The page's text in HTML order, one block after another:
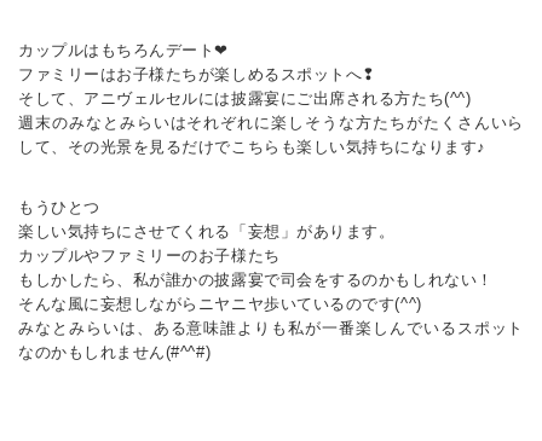
カップルはもちろんデート❤
ファミリーはお子様たちが楽しめるスポットへ❢
そして、アニヴェルセルには披露宴にご出席される方たち(^^)
週末のみなとみらいはそれぞれに楽しそうな方たちがたくさんいら
して、その光景を見るだけでこちらも楽しい気持ちになります♪
もうひとつ
楽しい気持ちにさせてくれる「妄想」があります。
カップルやファミリーのお子様たち
もしかしたら、私が誰かの披露宴で司会をするのかもしれない！
そんな風に妄想しながらニヤニヤ歩いているのです(^^)
みなとみらいは、ある意味誰よりも私が一番楽しんでいるスポット
なのかもしれません(#^^#)